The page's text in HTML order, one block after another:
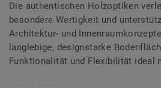
Die authentischen Holzoptiken
besondere Wertigkeit und
Architektur- und
langlebige, designstarke
Funktionalität und Flexibilität ideal